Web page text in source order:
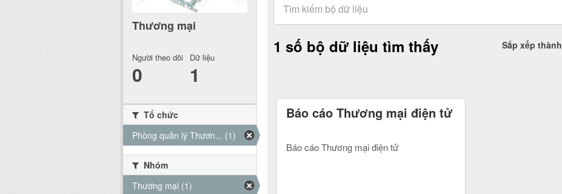
Sắp xếp thành
1 số bộ dữ liệu tìm thấy
Báo cáo Thương mại điện tử
Báo cáo Thương mại điện tử
Thương mại
Người theo dõi
0
Dữ liệu
1
Tổ chức
Phòng quản lý Thươn... (1)
Nhóm
Thương mại (1)